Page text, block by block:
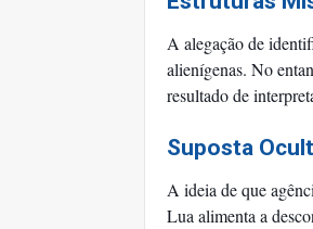
A alegação de
alienígenas. No
resultado de
Suposta
A ideia de que
Lua alimenta a